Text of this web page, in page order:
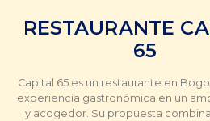
RESTAURANTE
65
Capital 65 es un restaurante en
experiencia gastronómica en un
y acogedor. Su propuesta